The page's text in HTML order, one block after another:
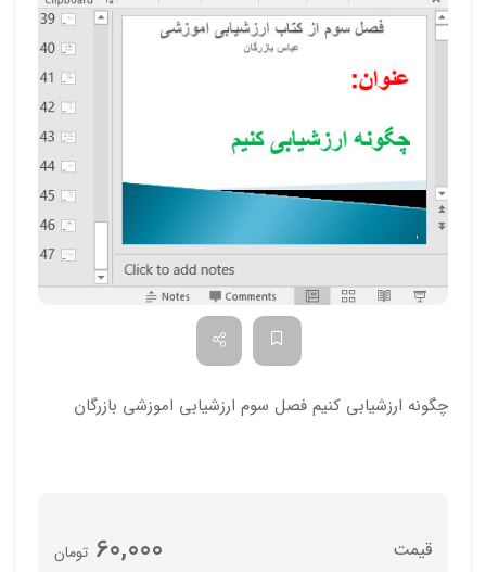
چگونه ارزشیابی کنیم فصل سوم ارزشیابی اموزشی بازرگان
تومان 60,000